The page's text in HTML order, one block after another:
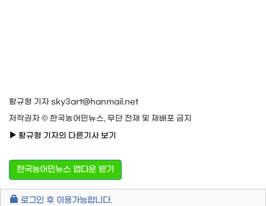
황규형 기자 sky3art@hanmail.net
저작권자 © 한국농어민뉴스, 무단 전재 및 재배포 금지
황규형 기자의 다른기사 보기
한국농어민뉴스 앱다운 받기
로그인 후 이용가능합니다.